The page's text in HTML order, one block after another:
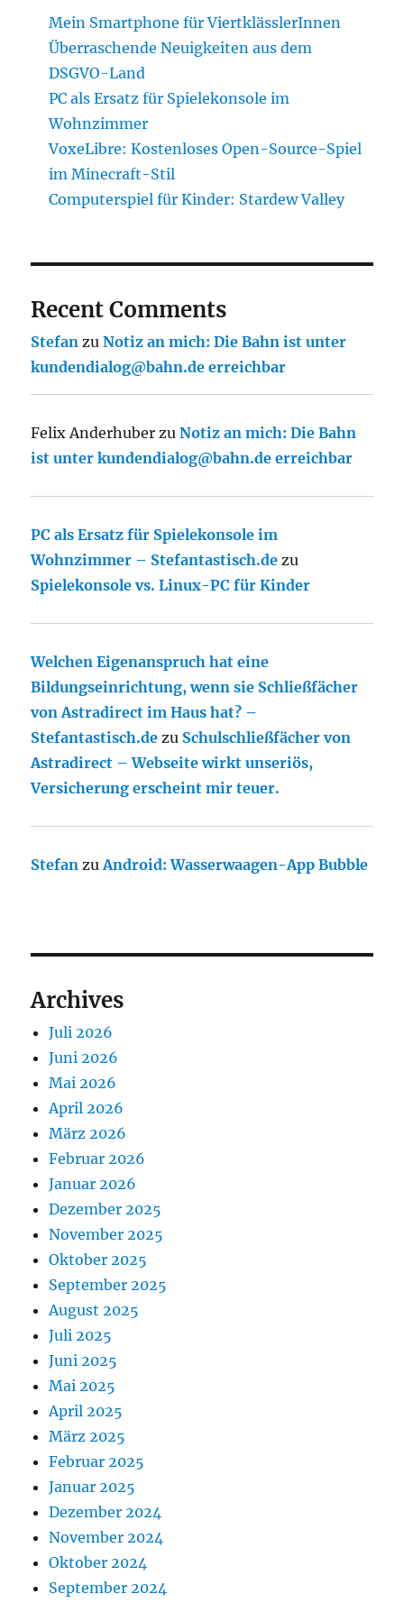
Mein Smartphone für ViertklässlerInnen
Überraschende Neuigkeiten aus dem
DSGVO-Land
PC als Ersatz für Spielekonsole im
Wohnzimmer
VoxeLibre: Kostenloses Open-Source-Spiel
im Minecraft-Stil
Computerspiel für Kinder: Stardew Valley
Recent Comments
Stefan zuNotiz an mich: Die Bahn ist unter
kundendialog@bahn.de erreichbar
Felix Anderhuber zuNotiz an mich: Die Bahn
ist unter kundendialog@bahn.de erreichbar
PC als Ersatz für Spielekonsole im
Wohnzimmer – Stefantastisch.de zu
Spielekonsole vs. Linux-PC für Kinder
Welchen Eigenanspruch hat eine
Bildungseinrichtung, wenn sie Schließfächer
von Astradirect im Haus hat? –
Stefantastisch.de zu Schulschließfächer von
Astradirect – Webseite wirkt unseriös,
Versicherung erscheint mir teuer.
Stefan zuAndroid: Wasserwaagen-App Bubble
Archives
Juli 2026
Juni 2026
Mai 2026
April 2026
März 2026
Februar 2026
Januar 2026
Dezember 2025
November 2025
Oktober 2025
September 2025
August 2025
Juli 2025
Juni 2025
Mai 2025
April 2025
März 2025
Februar 2025
Januar 2025
Dezember 2024
November 2024
Oktober 2024
September 2024